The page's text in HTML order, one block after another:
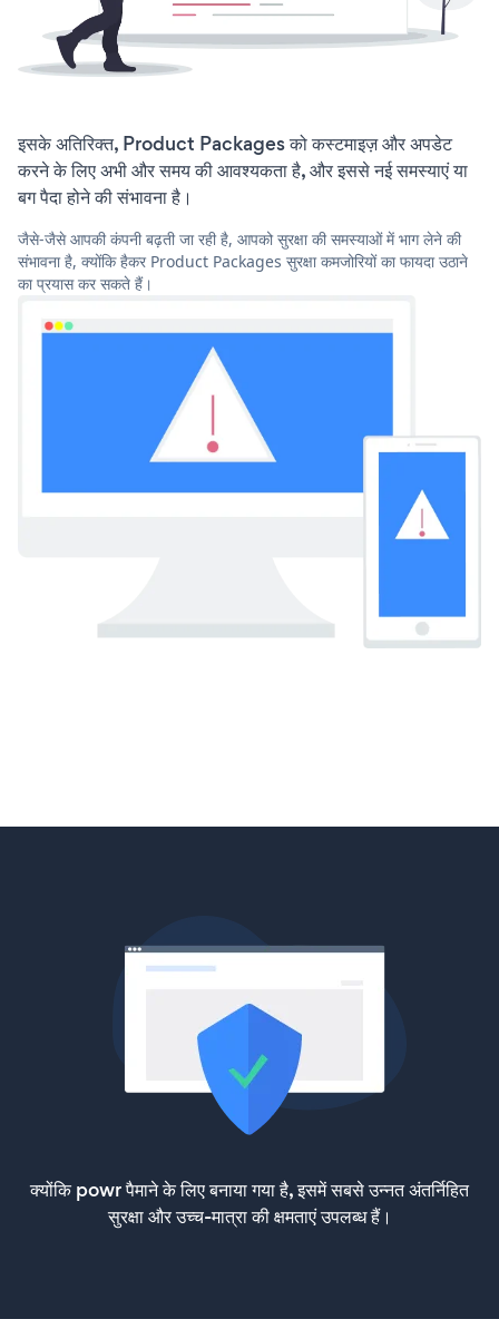
इसके अतिरिक्त, Product Packages को कस्टमाइज़ और अपडेट
करने के लिए अभी और समय की आवश्यकता है, और इससे नई समस्याएं या
बग पैदा होने की संभावना है।
जैसे-जैसे आपकी कंपनी बढ़ती जा रही है, आपको सुरक्षा की समस्याओं में भाग लेने की
संभावना है, क्योंकि हैकर Product Packages सुरक्षा कमजोरियों का फायदा उठाने
का प्रयास कर सकते हैं।
क्योंकि powr पैमाने के लिए बनाया गया है, इसमें सबसे उन्नत अंतर्निहित
सुरक्षा और उच्च-मात्रा की क्षमताएं उपलब्ध हैं।